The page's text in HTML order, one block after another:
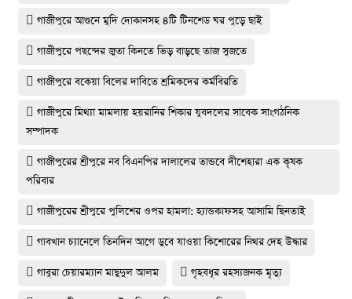
গাজীপুরে আগুনে মুদি দোকানসহ ৪টি টিনশেড ঘর পুড়ে ছাই
গাজীপুরে পছন্দের জুতা কিনতে ভিড় বাড়ছে তাজ সুজতে
গাজীপুরে বকেয়া বিলের দাবিতে শ্রমিকদের কর্মবিরতি
গাজীপুরে মিথ্যা মামলায় হয়রানির শিকার যুবদলের সাবেক সাংগঠনিক
সম্পাদক
গাজীপুরের শ্রীপুরে নব বিএনপির দালালের তান্ডবে দীশেহারা এক কৃষক
পরিবার
গাজীপুরের শ্রীপুরে পুলিশের ওপর হামলা: হ্যান্ডকাফসহ আসামি ছিনতাই
গাবখান চ্যানেলে তিনদিন আগে ডুবে যাওয়া কিশোরের নিথর দেহ উদ্ধার
গাবুরা চেয়ারম্যান মাছুদুল আলম গৃহবধূর রহস্যজনক মৃত্যু